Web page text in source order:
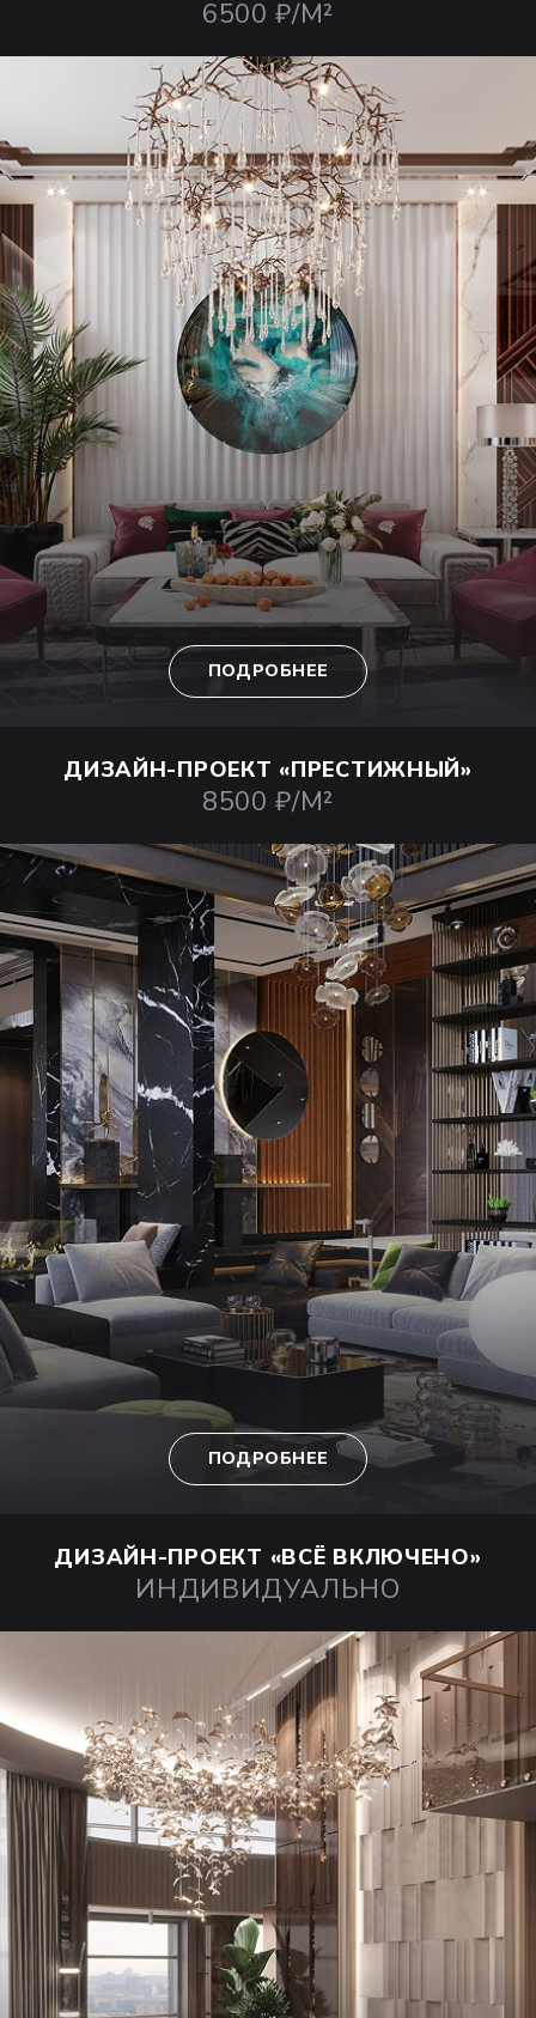
6500 ₽/М²
ПОДРОБНЕЕ
ДИЗАЙН-ПРОЕКТ «ПРЕСТИЖНЫЙ»
8500 ₽/М²
ПОДРОБНЕЕ
ДИЗАЙН-ПРОЕКТ «ВСЁ ВКЛЮЧЕНО»
ИНДИВИДУАЛЬНО